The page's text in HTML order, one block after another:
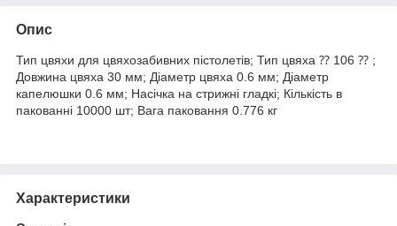
Опис
Тип цвяхи для цвяхозабивних пістолетів; Тип цвяха ⁇ 106 ⁇ ;
Довжина цвяха 30 мм; Діаметр цвяха 0.6 мм; Діаметр
капелюшки 0.6 мм; Насічка на стрижні гладкі; Кількість в
пакованні 10000 шт; Вага паковання 0.776 кг
Характеристики